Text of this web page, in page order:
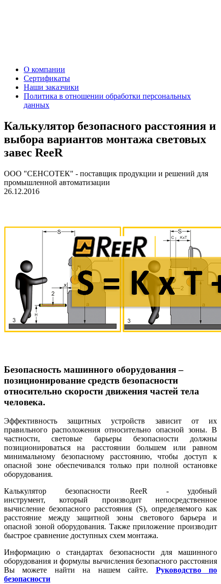
О компании
Сертификаты
Наши заказчики
Политика в отношении обработки персональных
данных
Калькулятор безопасного расстояния и
выбора вариантов монтажа световых
завес ReeR
ООО "СЕНСОТЕК" - поставщик продукции и решений для
промышленной автоматизации
26.12.2016
Безопасность машинного оборудования –
позиционирование средств безопасности
относительно скорости движения частей тела
человека.
Эффективность защитных устройств зависит от их
правильного расположения относительно опасной зоны. В
частности, световые барьеры безопасности должны
позиционироваться на расстоянии большем или равном
минимальному безопасному расстоянию, чтобы доступ к
опасной зоне обеспечивался только при полной остановке
оборудования.
Калькулятор безопасности ReeR - удобный
инструмент, который производит непосредственное
вычисление безопасного расстояния (S), определяемого как
расстояние между защитной зоны светового барьера и
опасной зоной оборудования. Также приложение производит
быстрое сравнение доступных схем монтажа.
Информацию о стандартах безопасности для машинного
оборудования и формулы вычисления безопасного расстояния
Вы можете найти на нашем сайте. Руководство по
безопасности